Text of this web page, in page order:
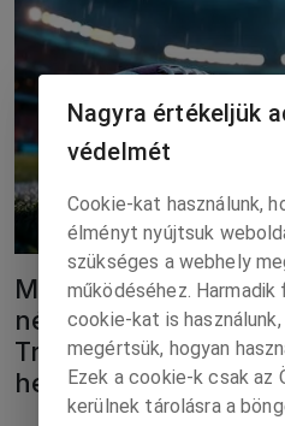
Megközelítheti a
nézettséget az idei
Trump pedig az első
helyszínen követi a
Nagyra értékeljük
védelmét
Cookie-kat használunk,
élményt nyújtsuk
szükséges a webhely
működéséhez.
cookie-kat is
megértsük, hogyan
Ezek a cookie-k csak az
kerülnek tárolásra a